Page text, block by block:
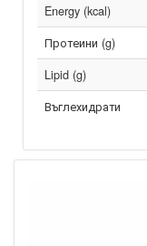
Energy (kcal)
Протеини (g)
Lipid (g)
Въглехидрати